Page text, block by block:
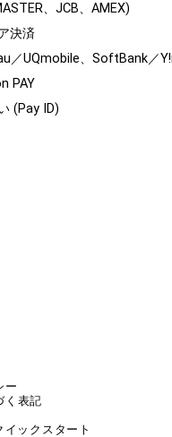
、JCB、AMEX)
決済
／UQmobile、SoftBank／
PAY
(Pay ID)
ー
く表記
イックスタート